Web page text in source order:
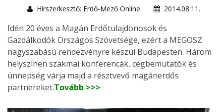
Hírszerkesztő: Erdő-Mező Online
2014.08.11.
Idén 20 éves a Magán Erdőtulajdonosok és
Gazdálkodók Országos Szövetsége, ezért a MEGOSZ
nagyszabású rendezvényre készül Budapesten. Három
helyszínen szakmai konferencák, cégbemutatók és
ünnepség várja majd a résztvevő magánerdős
partnereket.Tovább >>>